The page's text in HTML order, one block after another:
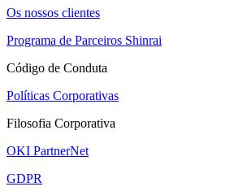
Os nossos clientes
Programa de Parceiros Shinrai
Código de Conduta
Políticas Corporativas
Filosofia Corporativa
OKI PartnerNet
GDPR